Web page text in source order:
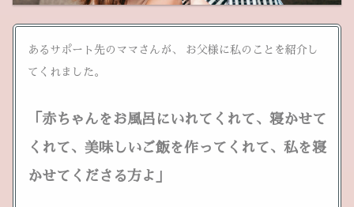
あるサポート先のママさんが、 お父様に私のことを紹介し
てくれました。
「赤ちゃんをお風呂にいれてくれて、寝かせて
くれて、美味しいご飯を作ってくれて、私を寝
かせてくださる方よ」